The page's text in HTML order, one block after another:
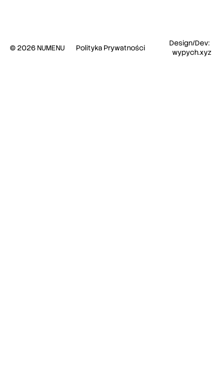
© 2026 NUMENU Polityka Prywatności
Design/Dev:
wypych.xyz